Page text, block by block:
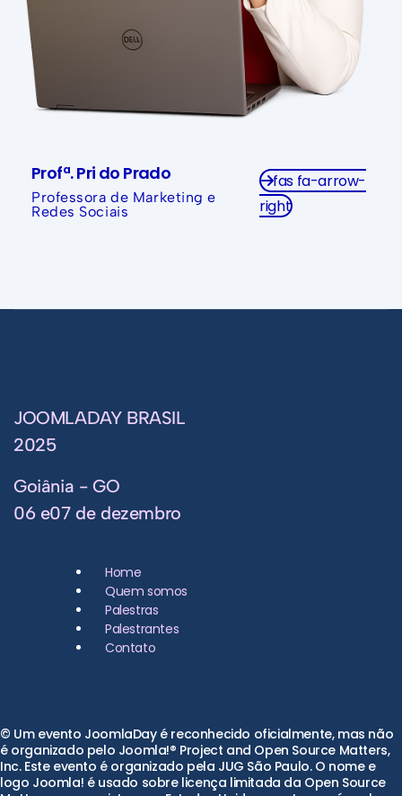
Profª. Pri do Prado
Professora de Marketing e
Redes Sociais
fas fa-arrow-
right
JOOMLADAY BRASIL
2025
Goiânia - GO
06 e07 de dezembro
Home
Quem somos
Palestras
Palestrantes
Contato
© Um evento JoomlaDay é reconhecido oficialmente, mas não
é organizado pelo Joomla!® Project and Open Source Matters,
Inc. Este evento é organizado pela JUG São Paulo. O nome e
logo Joomla! é usado sobre licença limitada da Open Source